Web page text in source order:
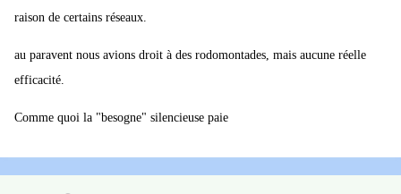
raison de certains réseaux.
au paravent nous avions droit à des rodomontades, mais aucune réelle
efficacité.
Comme quoi la "besogne" silencieuse paie